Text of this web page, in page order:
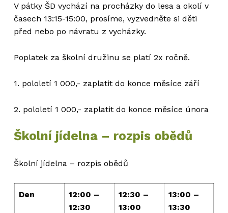
V pátky ŠD vychází na procházky do lesa a okolí v
časech 13:15-15:00, prosíme, vyzvedněte si děti
před nebo po návratu z vycházky.
Poplatek za školní družinu se platí 2x ročně.
1. pololetí 1 000,- zaplatit do konce měsíce září
2. pololetí 1 000,- zaplatit do konce měsíce února
Školní jídelna – rozpis obědů
Školní jídelna – rozpis obědů
Den
12:00 –
12:30
12:30 –
13:00
13:00 –
13:30